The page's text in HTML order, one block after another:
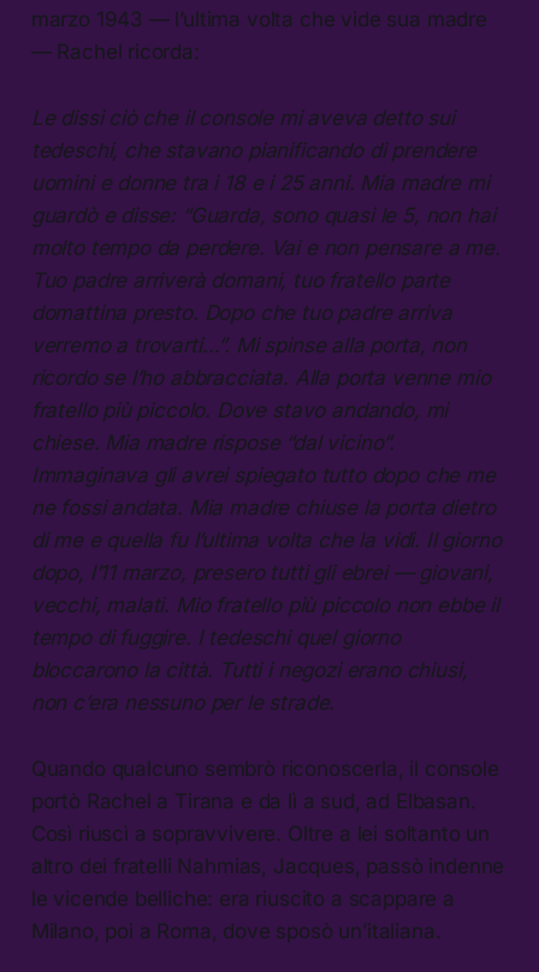
marzo 1943 — l’ultima volta che vide sua madre
— Rachel ricorda:
Le dissi ciò che il console mi aveva detto sui
tedeschi, che stavano pianificando di prendere
uomini e donne tra i 18 e i 25 anni. Mia madre mi
guardò e disse: “Guarda, sono quasi le 5, non hai
molto tempo da perdere. Vai e non pensare a me.
Tuo padre arriverà domani, tuo fratello parte
domattina presto. Dopo che tuo padre arriva
verremo a trovarti…”. Mi spinse alla porta, non
ricordo se l’ho abbracciata. Alla porta venne mio
fratello più piccolo. Dove stavo andando, mi
chiese. Mia madre rispose “dal vicino”.
Immaginava gli avrei spiegato tutto dopo che me
ne fossi andata. Mia madre chiuse la porta dietro
di me e quella fu l’ultima volta che la vidi. Il giorno
dopo, l’11 marzo, presero tutti gli ebrei — giovani,
vecchi, malati. Mio fratello più piccolo non ebbe il
tempo di fuggire. I tedeschi quel giorno
bloccarono la città. Tutti i negozi erano chiusi,
non c’era nessuno per le strade.
Quando qualcuno sembrò riconoscerla, il console
portò Rachel a Tirana e da lì a sud, ad Elbasan.
Così riuscì a sopravvivere. Oltre a lei soltanto un
altro dei fratelli Nahmias, Jacques, passò indenne
le vicende belliche: era riuscito a scappare a
Milano, poi a Roma, dove sposò un’italiana.